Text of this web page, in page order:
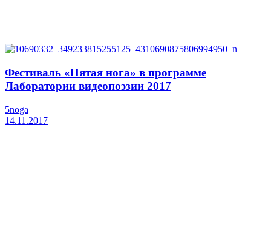
Фестиваль «Пятая нога» в программе
Лаборатории видеопоэзии 2017
5noga
14.11.2017